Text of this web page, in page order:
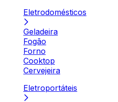
Eletrodomésticos
Geladeira
Fogão
Forno
Cooktop
Cervejeira
Eletroportáteis